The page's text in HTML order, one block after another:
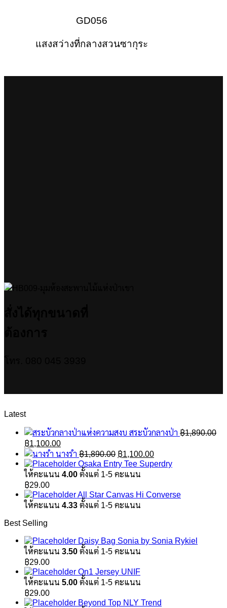
GD056
แสงสว่างที่กลางสวนซากุระ
Latest
สระบัวกลางป่า ฿1,890.00
Original
price
was:
฿1,890.00.
฿1,100.00Current
price
is:
฿1,100.00.
นางรำ ฿1,890.00 Original
price
was:
฿1,100.00Current
price
Osaka Entry Tee Superdry
ให้คะแนน 4.00 ตั้งแต่ 1-5 คะแนน
฿29.00
All Star Canvas Hi Converse
ให้คะแนน 4.33 ตั้งแต่ 1-5 คะแนน
Best Selling
Daisy Bag Sonia by Sonia Rykiel
ให้คะแนน 3.50 ตั้งแต่ 1-5 คะแนน
฿29.00
On1 Jersey UNIF
ให้คะแนน 5.00 ตั้งแต่ 1-5 คะแนน
฿29.00
Beyond Top NLY Trend